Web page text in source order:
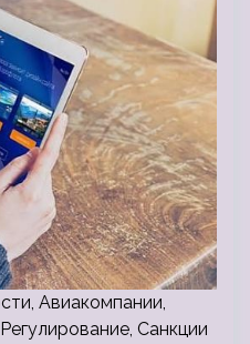
Авиакомпании,
Санкции